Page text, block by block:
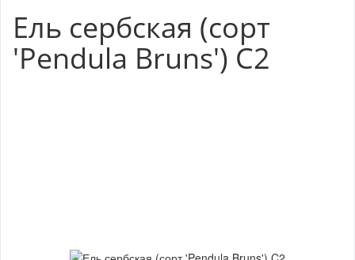
Ель сербская (сорт
'Pendula Bruns') C2